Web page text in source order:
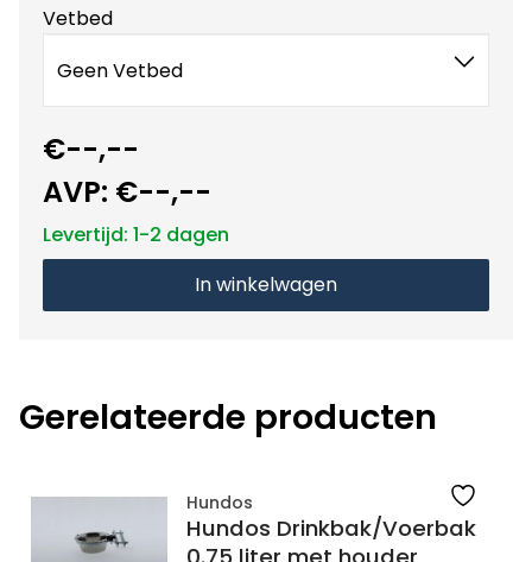
Vetbed
Geen Vetbed
€--,--
AVP: €--,--
Levertijd: 1-2 dagen
In winkelwagen
Gerelateerde producten
Hundos
Hundos Drinkbak/Voerbak